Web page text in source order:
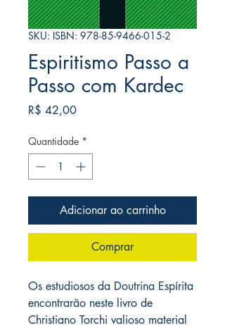
SKU: ISBN: 978-85-9466-015-2
Espiritismo Passo a
Passo com Kardec
R$ 42,00Preço
Quantidade *
Adicionar ao carrinho
Comprar
Os estudiosos da Doutrina Espírita
encontrarão neste livro de
Christiano Torchi valioso material